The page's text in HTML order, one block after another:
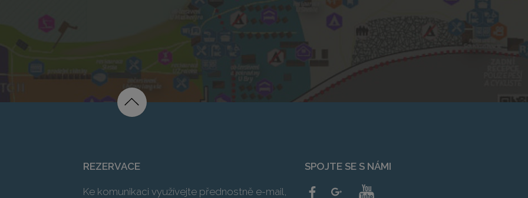
REZERVACE
Ke komunikaci využívejte přednostně e-mail,
SPOJTE SE S NÁMI